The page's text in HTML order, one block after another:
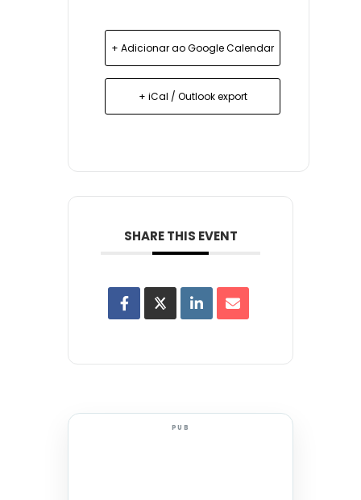
+ Adicionar ao Google Calendar
+ iCal / Outlook export
SHARE THIS EVENT
PUB